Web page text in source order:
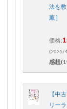
法を
薫 ]
価格:
(2025/
感想
【中
リー